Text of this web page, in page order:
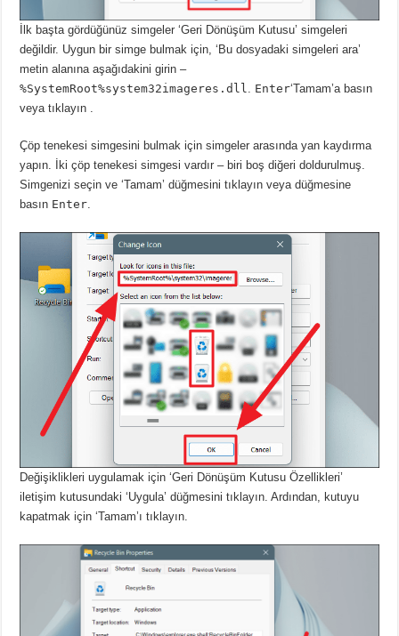
İlk başta gördüğünüz simgeler ‘Geri Dönüşüm Kutusu’ simgeleri
değildir. Uygun bir simge bulmak için, ‘Bu dosyadaki simgeleri ara’
metin alanına aşağıdakini girin –
%SystemRoot%system32imageres.dll. Enter‘Tamam’a basın
veya tıklayın .
Çöp tenekesi simgesini bulmak için simgeler arasında yan kaydırma
yapın.
İki çöp tenekesi simgesi vardır – biri boş diğeri doldurulmuş.
Simgenizi seçin ve ‘Tamam’ düğmesini tıklayın veya düğmesine
basın Enter.
Değişiklikleri uygulamak için ‘Geri Dönüşüm Kutusu Özellikleri’
iletişim kutusundaki ‘Uygula’ düğmesini tıklayın.Ardından, kutuyu
kapatmak için ‘Tamam’ı tıklayın.